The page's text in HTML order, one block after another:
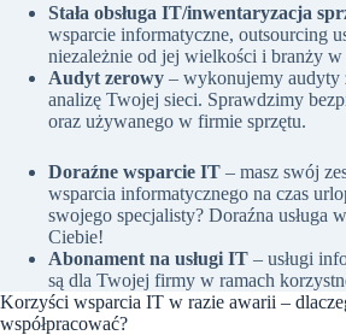
Stała obsługa IT/inwentaryzacja
wsparcie informatyczne, outsourcing
niezależnie od jej wielkości i branży w
Audyt zerowy – wykonujemy audyty
analizę Twojej sieci. Sprawdzimy
oraz używanego w firmie sprzętu.
Doraźne wsparcie IT – masz swój
wsparcia informatycznego na czas
swojego specjalisty? Doraźna usługa
Ciebie!
Abonament na usługi IT – usługi
są dla Twojej firmy w ramach
Korzyści wsparcia IT w razie awarii –
współpracować?